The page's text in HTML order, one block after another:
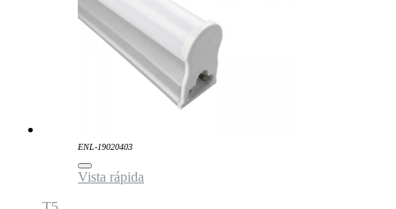
ENL-19020403
Vista rápida